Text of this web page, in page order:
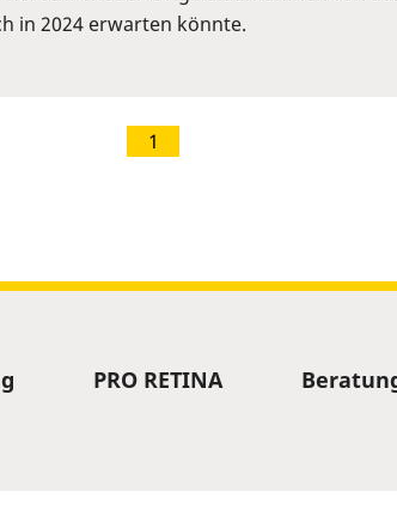
in 2024 erwarten könnte.
1
PRO RETINA